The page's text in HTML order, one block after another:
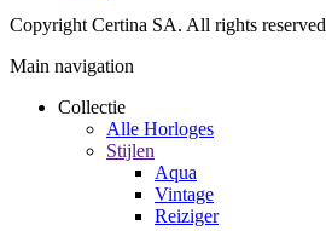
Copyright Certina SA. All rights reserved
Main navigation
Collectie
Alle Horloges
Stijlen
Aqua
Vintage
Reiziger